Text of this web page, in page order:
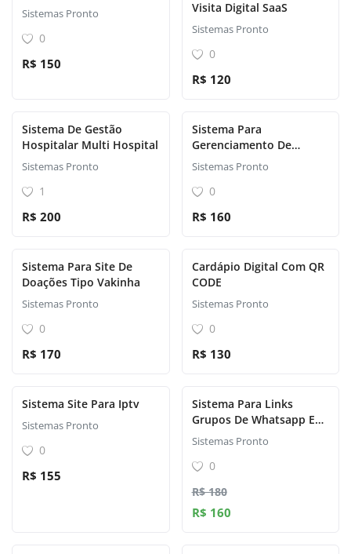
Sistemas Pronto
0
R$ 150
Visita Digital SaaS
Sistemas Pronto
0
R$ 120
Sistema De Gestão
Hospitalar Multi Hospital
Sistemas Pronto
1
R$ 200
Sistema Para
Gerenciamento De
Tarefas E Produtividade
Sistemas Pronto
0
R$ 160
Sistema Para Site De
Doações Tipo Vakinha
Sistemas Pronto
0
R$ 170
Cardápio Digital Com QR
CODE
Sistemas Pronto
0
R$ 130
Sistema Site Para Iptv
Sistemas Pronto
0
R$ 155
Sistema Para Links
Grupos De Whatsapp E
Telegram
Sistemas Pronto
0
R$ 180
R$ 160